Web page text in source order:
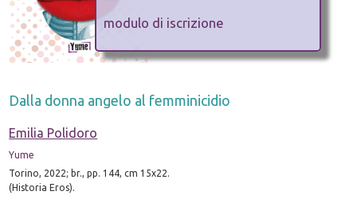
Dalla donna angelo al femminicidio
Emilia Polidoro
Yume
Torino, 2022; br., pp. 144, cm 15x22.
(Historia Eros).
modulo di iscrizione